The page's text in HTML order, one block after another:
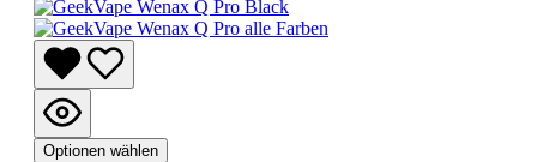
Optionen wählen